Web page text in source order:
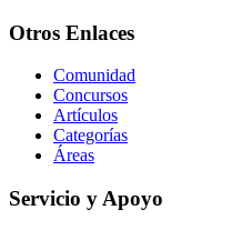
Otros Enlaces
Comunidad
Concursos
Artículos
Categorías
Áreas
Servicio y Apoyo